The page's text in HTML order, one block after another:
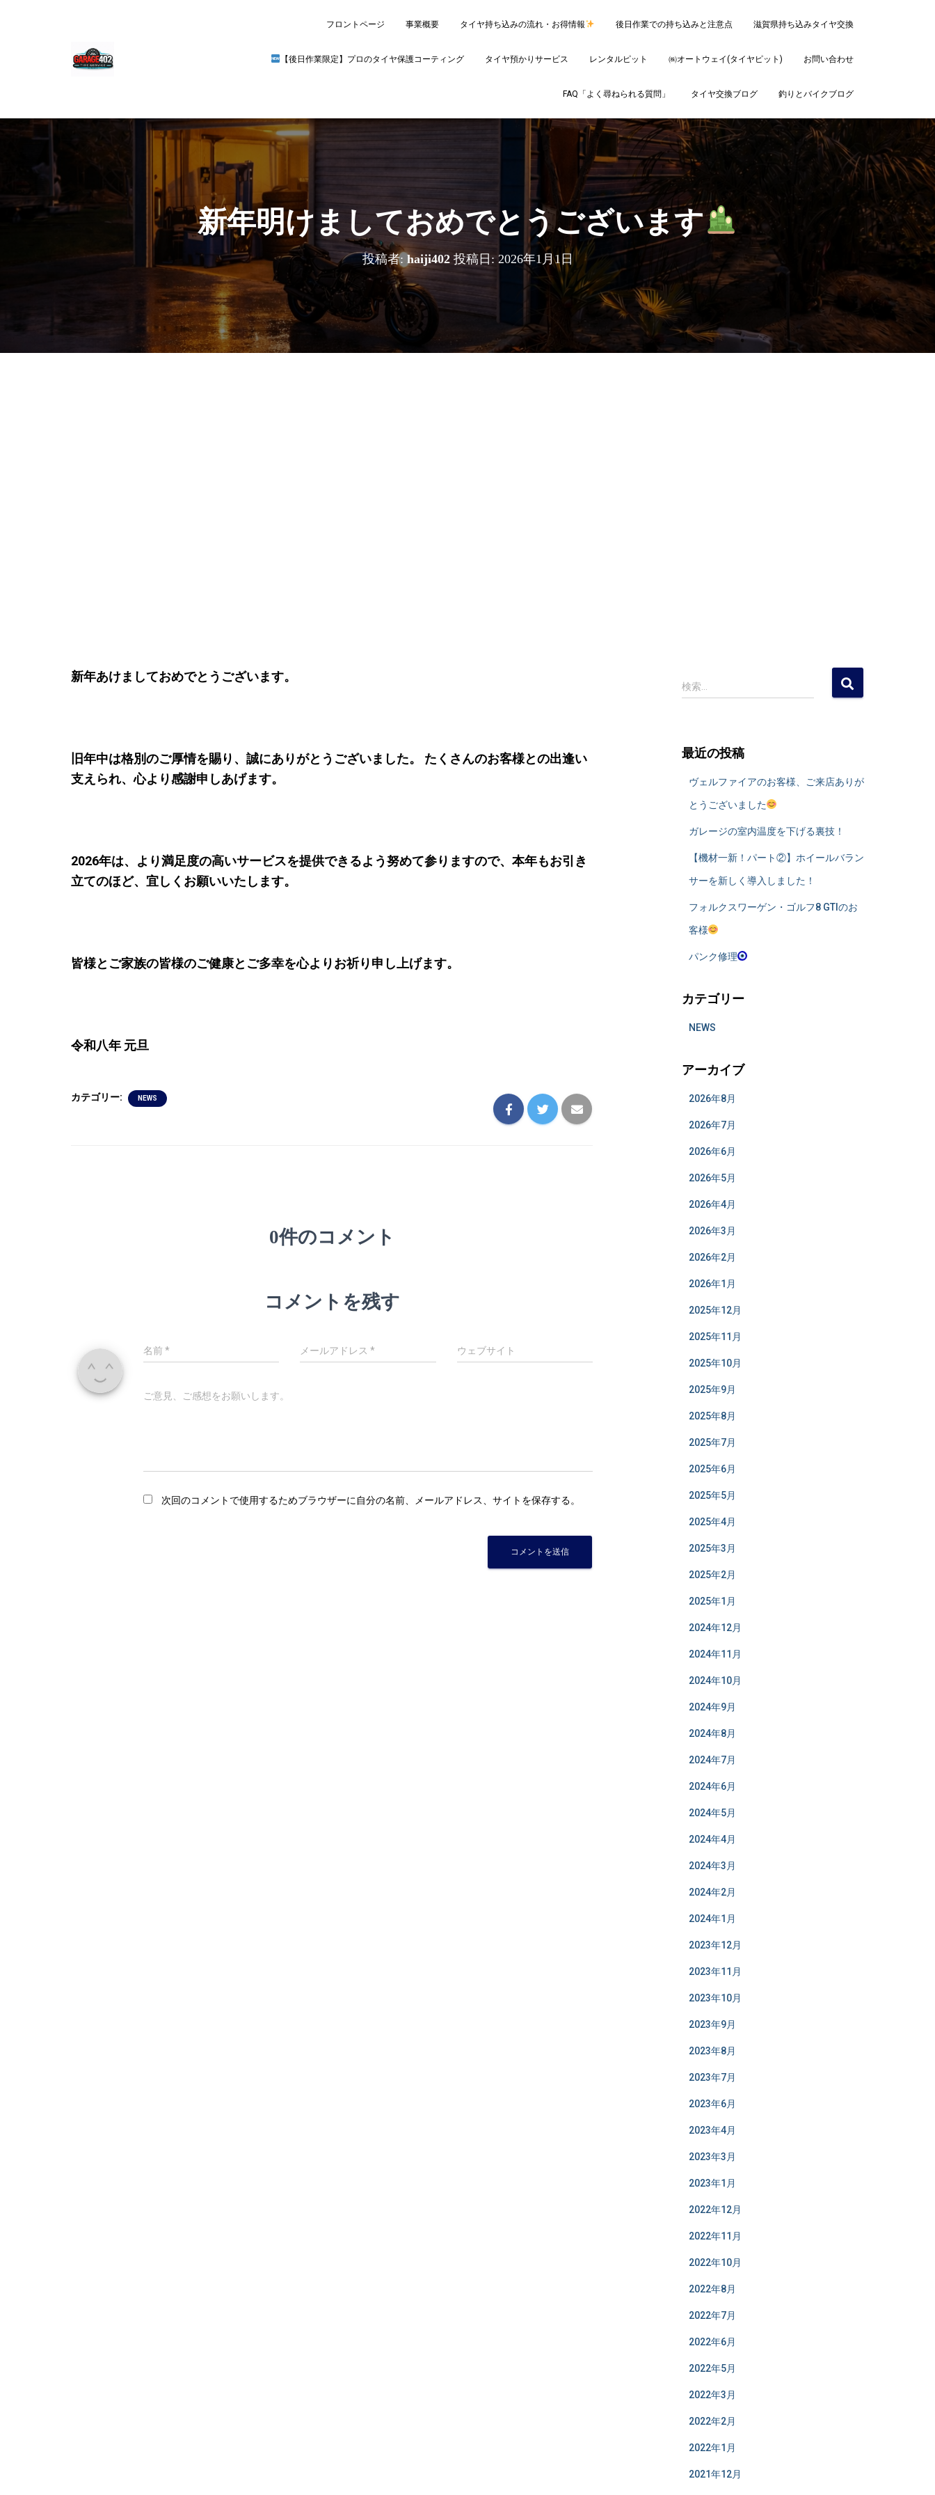
フロントページ 事業概要 タイヤ持ち込みの流れ・お得情報 後日作業での持ち込みと注意点 滋賀県持ち込みタイヤ交換
【後日作業限定】プロのタイヤ保護コーティング タイヤ預かりサービス レンタルピット ㈱オートウェイ(タイヤピット) お問い合わせ
FAQ「よく尋ねられる質問」 タイヤ交換ブログ 釣りとバイクブログ
新年明けましておめでとうございます
投稿者: haiji402投稿日: 2026年1月1日
新年あけましておめでとうございます。
旧年中は格別のご厚情を賜り、誠にありがとうございました。 たくさんのお客様との出逢い
支えられ、心より感謝申しあげます。
2026年は、より満足度の高いサービスを提供できるよう努めて参りますので、本年もお引き
立てのほど、宜しくお願いいたします。
皆様とご家族の皆様のご健康とご多幸を心よりお祈り申し上げます。
令和八年 元旦
カテゴリー: NEWS
0件のコメント
コメントを残す
名前* メールアドレス* ウェブサイト
ご意見、ご感想をお願いします。
次回のコメントで使用するためブラウザーに自分の名前、メールアドレス、サイトを保存する。
検
索
検索…
最近の投稿
ヴェルファイアのお客様、ご来店ありが
とうございました
ガレージの室内温度を下げる裏技！
​【機材一新！パート②】ホイールバラン
サーを新しく導入しました！
フォルクスワーゲン・ゴルフ8 GTIのお
客様
パンク修理
カテゴリー
NEWS
アーカイブ
2026年8月
2026年7月
2026年6月
2026年5月
2026年4月
2026年3月
2026年2月
2026年1月
2025年12月
2025年11月
2025年10月
2025年9月
2025年8月
2025年7月
2025年6月
2025年5月
2025年4月
2025年3月
2025年2月
2025年1月
2024年12月
2024年11月
2024年10月
2024年9月
2024年8月
2024年7月
2024年6月
2024年5月
2024年4月
2024年3月
2024年2月
2024年1月
2023年12月
2023年11月
2023年10月
2023年9月
2023年8月
2023年7月
2023年6月
2023年4月
2023年3月
2023年1月
2022年12月
2022年11月
2022年10月
2022年8月
2022年7月
2022年6月
2022年5月
2022年3月
2022年2月
2022年1月
2021年12月